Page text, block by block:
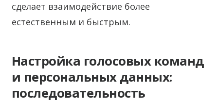
сделает взаимодействие более
естественным и быстрым.
Настройка голосовых команд
и персональных данных:
последовательность